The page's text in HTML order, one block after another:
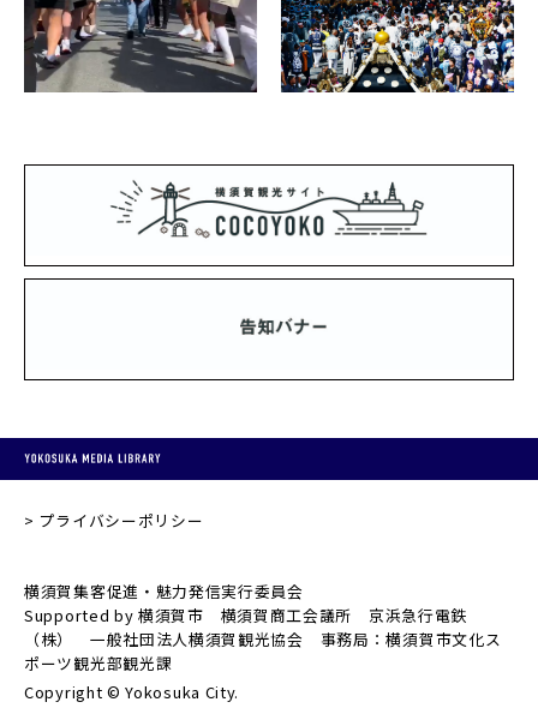
プライバシーポリシー
横須賀集客促進・魅力発信実行委員会
Supported by 横須賀市 横須賀商工会議所 京浜急行電鉄
（株） 一般社団法人横須賀観光協会 事務局：横須賀市文化ス
ポーツ観光部観光課
Copyright © Yokosuka City.